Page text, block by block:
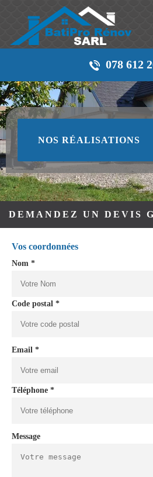
078 612
NOS RÉALISATIONS
DEMANDEZ UN DEVIS
Vos coordonnées
Nom *
Code postal *
Email *
Téléphone *
Message